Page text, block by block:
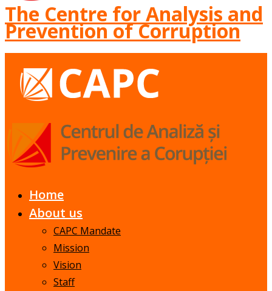
The Centre for Analysis and
Prevention of Corruption
Home
About us
CAPC Mandate
Mission
Vision
Staff